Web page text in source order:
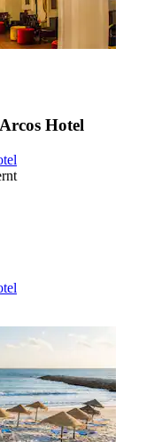
Hotel